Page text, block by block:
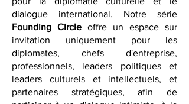
FQM renforce son rôle de plateforme
pour la diplomatie culturelle et le
dialogue international. Notre série
Founding Circleoffre un espace sur
invitation uniquement pour les
diplomates, chefs d'entreprise,
professionnels, leaders politiques et
leaders culturels et intellectuels, et